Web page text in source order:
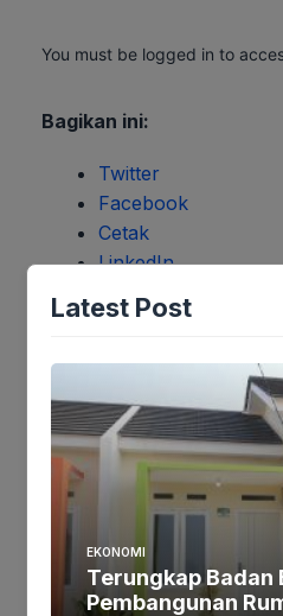
You must be logged in to
Bagikan ini:
Twitter
Facebook
Cetak
LinkedIn
WhatsApp
Suka Memuat…
Latest Post
EKONOMI
Terungkap Badan
Pembangunan